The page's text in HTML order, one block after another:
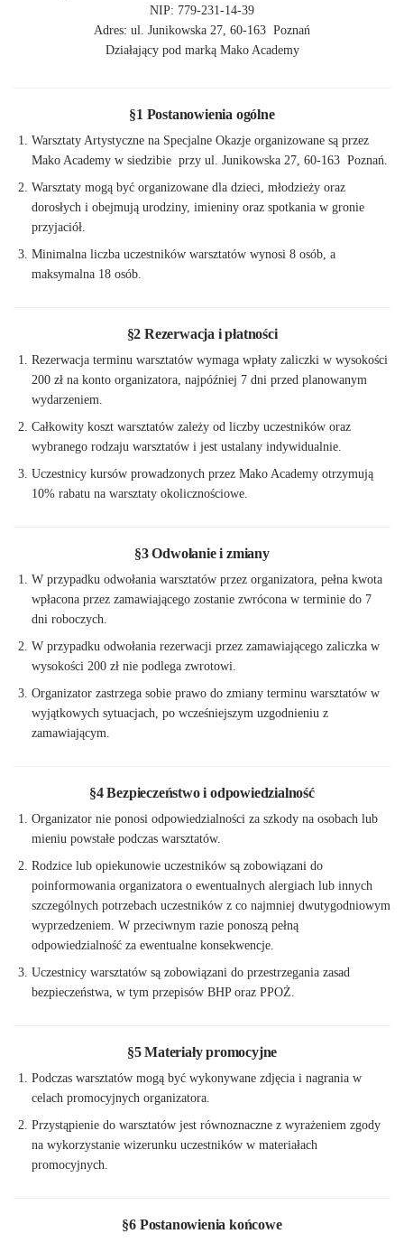
NIP: 779-231-14-39
Adres: ul. Junikowska 27, 60-163 Poznań
Działający pod marką Mako Academy
§1 Postanowienia ogólne
Warsztaty Artystyczne na Specjalne Okazje organizowane są przez
Mako Academy w siedzibie przy ul. Junikowska 27, 60-163 Poznań.
Warsztaty mogą być organizowane dla dzieci, młodzieży oraz
dorosłych i obejmują urodziny, imieniny oraz spotkania w gronie
przyjaciół.
Minimalna liczba uczestników warsztatów wynosi 8 osób, a
maksymalna 18 osób.
§2 Rezerwacja i płatności
Rezerwacja terminu warsztatów wymaga wpłaty zaliczki w wysokości
200 zł na konto organizatora, najpóźniej 7 dni przed planowanym
wydarzeniem.
Całkowity koszt warsztatów zależy od liczby uczestników oraz
wybranego rodzaju warsztatów i jest ustalany indywidualnie.
Uczestnicy kursów prowadzonych przez Mako Academy otrzymują
10% rabatu na warsztaty okolicznościowe.
§3 Odwołanie i zmiany
W przypadku odwołania warsztatów przez organizatora, pełna kwota
wpłacona przez zamawiającego zostanie zwrócona w terminie do 7
dni roboczych.
W przypadku odwołania rezerwacji przez zamawiającego zaliczka w
wysokości 200 zł nie podlega zwrotowi.
Organizator zastrzega sobie prawo do zmiany terminu warsztatów w
wyjątkowych sytuacjach, po wcześniejszym uzgodnieniu z
zamawiającym.
§4 Bezpieczeństwo i odpowiedzialność
Organizator nie ponosi odpowiedzialności za szkody na osobach lub
mieniu powstałe podczas warsztatów.
Rodzice lub opiekunowie uczestników są zobowiązani do
poinformowania organizatora o ewentualnych alergiach lub innych
szczególnych potrzebach uczestników z co najmniej dwutygodniowym
wyprzedzeniem. W przeciwnym razie ponoszą pełną
odpowiedzialność za ewentualne konsekwencje.
Uczestnicy warsztatów są zobowiązani do przestrzegania zasad
bezpieczeństwa, w tym przepisów BHP oraz PPOŻ.
§5 Materiały promocyjne
Podczas warsztatów mogą być wykonywane zdjęcia i nagrania w
celach promocyjnych organizatora.
Przystąpienie do warsztatów jest równoznaczne z wyrażeniem zgody
na wykorzystanie wizerunku uczestników w materiałach
promocyjnych.
§6 Postanowienia końcowe